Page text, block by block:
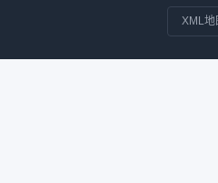
XML地